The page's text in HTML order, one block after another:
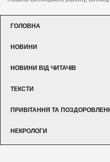
ГОЛОВНА
НОВИНИ
НОВИНИ ВІД ЧИТАЧІВ
ТЕКСТИ
ПРИВІТАННЯ ТА
НЕКРОЛОГИ